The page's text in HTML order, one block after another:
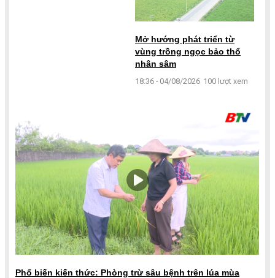
Mở hướng phát triển từ
vùng trồng ngọc bảo thổ
nhân sâm
18:36 - 04/08/2026 100 lượt xem
Phổ biến kiến thức: Phòng trừ sâu bệnh trên lúa mùa